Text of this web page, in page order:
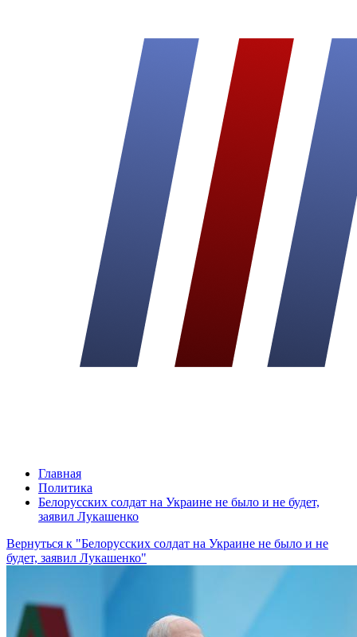
Главная
Политика
Белорусских солдат на Украине не было и не будет,
заявил Лукашенко
Вернуться к "Белорусских солдат на Украине не было и не
будет, заявил Лукашенко"